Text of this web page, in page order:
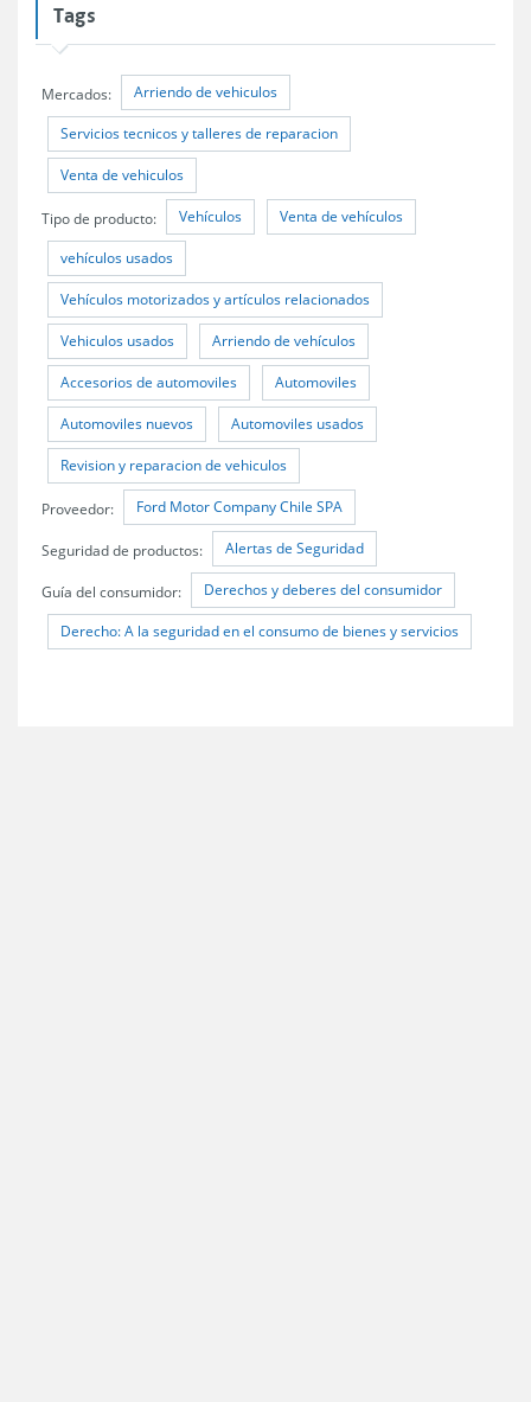
Tags
Mercados: Arriendo de vehiculos
Servicios tecnicos y talleres de reparacion
Venta de vehiculos
Tipo de producto: Vehículos Venta de vehículos
vehículos usados
Vehículos motorizados y artículos relacionados
Vehiculos usados Arriendo de vehículos
Accesorios de automoviles Automoviles
Automoviles nuevos Automoviles usados
Revision y reparacion de vehiculos
Proveedor: Ford Motor Company Chile SPA
Seguridad de productos: Alertas de Seguridad
Guía del consumidor: Derechos y deberes del consumidor
Derecho: A la seguridad en el consumo de bienes y servicios